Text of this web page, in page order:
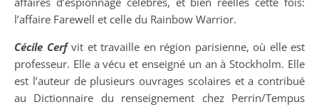
l’affaire Farewell et celle du Rainbow Warrior.
Cécile Cerfvit et travaille en région parisienne, où elle est
professeur. Elle a vécu et enseigné un an à Stockholm. Elle
est l’auteur de plusieurs ouvrages scolaires et a contribué
au Dictionnaire du renseignement chez Perrin/Tempus